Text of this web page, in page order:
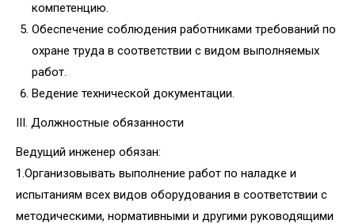
компетенцию.
Обеспечение соблюдения работниками требований по
охране труда в соответствии с видом выполняемых
работ.
Ведение технической документации.
III. Должностные обязанности
Ведущий инженер обязан:
1.Организовывать выполнение работ по наладке и
испытаниям всех видов оборудования в соответствии с
методическими, нормативными и другими руководящими